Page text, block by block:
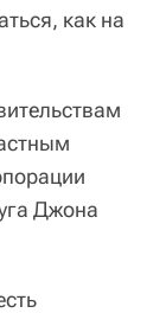
как на
Джона